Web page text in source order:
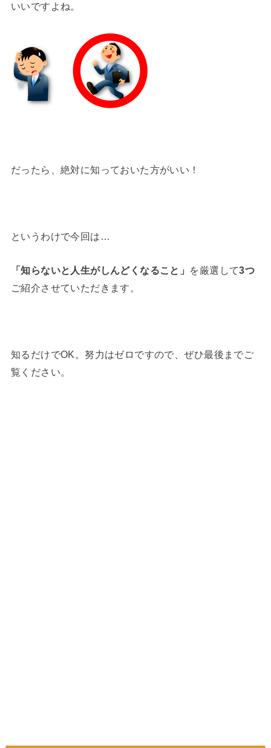
いいですよね。
だったら、絶対に知っておいた方がいい！
というわけで今回は…
「知らないと人生がしんどくなること」 を厳選して3つ
ご紹介させていただきます。
知るだけでOK。努力はゼロですので、ぜひ最後までご
覧ください。